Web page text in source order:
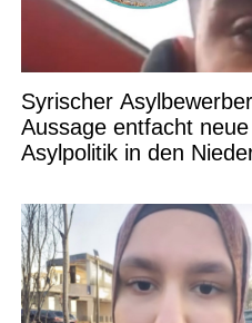
Syrischer
Aussage entfacht
Asylpolitik in den